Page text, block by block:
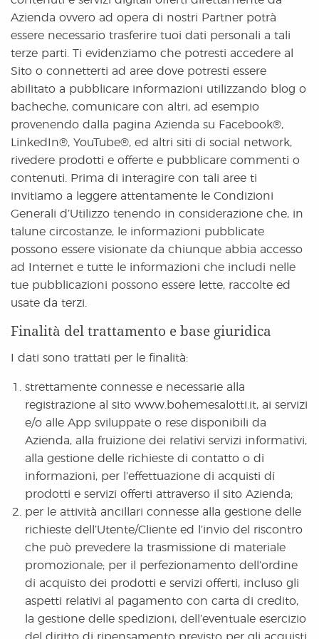
Azienda ovvero ad opera di nostri Partner potrà
essere necessario trasferire tuoi dati personali a tali
terze parti. Ti evidenziamo che potresti accedere al
Sito o connetterti ad aree dove potresti essere
abilitato a pubblicare informazioni utilizzando blog o
bacheche, comunicare con altri, ad esempio
provenendo dalla pagina Azienda su Facebook®,
LinkedIn®, YouTube®, ed altri siti di social network,
rivedere prodotti e offerte e pubblicare commenti o
contenuti. Prima di interagire con tali aree ti
invitiamo a leggere attentamente le Condizioni
Generali d’Utilizzo tenendo in considerazione che, in
talune circostanze, le informazioni pubblicate
possono essere visionate da chiunque abbia accesso
ad Internet e tutte le informazioni che includi nelle
tue pubblicazioni possono essere lette, raccolte ed
usate da terzi.
Finalità del trattamento e base giuridica
I dati sono trattati per le finalità:
strettamente connesse e necessarie alla
registrazione al sito www.bohemesalotti.it, ai servizi
e/o alle App sviluppate o rese disponibili da
Azienda, alla fruizione dei relativi servizi informativi,
alla gestione delle richieste di contatto o di
informazioni, per l’effettuazione di acquisti di
prodotti e servizi offerti attraverso il sito Azienda;
per le attività ancillari connesse alla gestione delle
richieste dell’Utente/Cliente ed l’invio del riscontro
che può prevedere la trasmissione di materiale
promozionale; per il perfezionamento dell’ordine
di acquisto dei prodotti e servizi offerti, incluso gli
aspetti relativi al pagamento con carta di credito,
la gestione delle spedizioni, dell’eventuale esercizio